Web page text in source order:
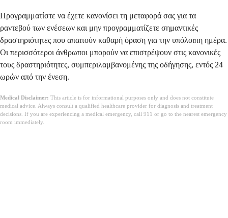
Προγραμματίστε να έχετε κανονίσει τη μεταφορά σας για τα
ραντεβού των ενέσεων και μην προγραμματίζετε σημαντικές
δραστηριότητες που απαιτούν καθαρή όραση για την υπόλοιπη ημέρα.
Οι περισσότεροι άνθρωποι μπορούν να επιστρέψουν στις κανονικές
τους δραστηριότητες, συμπεριλαμβανομένης της οδήγησης, εντός 24
ωρών από την ένεση.
Medical Disclaimer: This article is for informational purposes only and does not constitute
medical advice. Always consult a qualified healthcare provider for diagnosis and treatment
decisions. If you are experiencing a medical emergency, call 911 or go to the nearest emergency
room immediately.